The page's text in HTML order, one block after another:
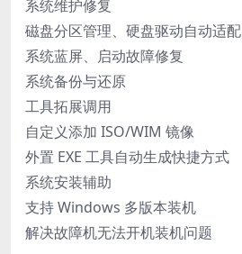
系统维护修复
磁盘分区管理、硬盘驱动自动适配
系统蓝屏、启动故障修复
系统备份与还原
工具拓展调用
自定义添加 ISO/WIM 镜像
外置 EXE 工具自动生成快捷方式
系统安装辅助
支持 Windows 多版本装机
解决故障机无法开机装机问题